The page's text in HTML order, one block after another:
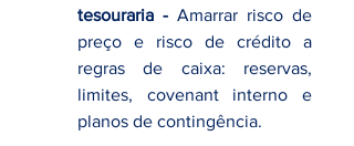
tesouraria - Amarrar risco de
preço e risco de crédito a
regras de caixa: reservas,
limites, covenant interno e
planos de contingência.